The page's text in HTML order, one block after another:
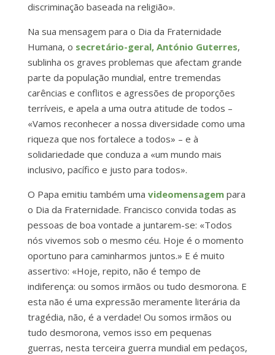
discriminação baseada na religião».
Na sua mensagem para o Dia da Fraternidade
Humana, o secretário-geral, António Guterres,
sublinha os graves problemas que afectam grande
parte da população mundial, entre tremendas
carências e conflitos e agressões de proporções
terríveis, e apela a uma outra atitude de todos –
«Vamos reconhecer a nossa diversidade como uma
riqueza que nos fortalece a todos» – e à
solidariedade que conduza a «um mundo mais
inclusivo, pacífico e justo para todos».
O Papa emitiu também uma videomensagempara
o Dia da Fraternidade. Francisco convida todas as
pessoas de boa vontade a juntarem-se: «Todos
nós vivemos sob o mesmo céu. Hoje é o momento
oportuno para caminharmos juntos.» E é muito
assertivo: «Hoje, repito, não é tempo de
indiferença: ou somos irmãos ou tudo desmorona. E
esta não é uma expressão meramente literária da
tragédia, não, é a verdade! Ou somos irmãos ou
tudo desmorona, vemos isso em pequenas
guerras, nesta terceira guerra mundial em pedaços,